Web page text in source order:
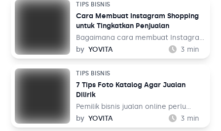
sosial yang menampilkan konten
audio visual tersebut dinilai menarik
karena menampilkan beragam tema,
mulai dari hiburan, resep makanan,
hingga pengetahuan. Bahkan media
sosial ini juga bisa digunakan untuk
Lalu, bagaimana cara membuatnya
untuk jualan online?
TIPS BISNIS
Cara Membuat Instagram Shopping
untuk Tingkatkan Penjualan
Bagaimana cara membuat Instagram
Shopping? Instagram adalah salah
satu media sosial populer saat ini
orang di seluruh dunia. Dalam
perspektif bisnis, hal ini tentu menjadi
sebuah keuntungan.
by YOVITA 3 min
TIPS BISNIS
7 Tips Foto Katalog Agar Jualan
Dilirik
Pemilik bisnis jualan online perlu
belajar tentang fotografi produk
agar bisa menghasilkan foto yang
by YOVITA 3 min